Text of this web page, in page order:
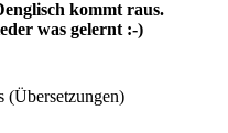
kommt raus.
was gelernt :-)
(Übersetzungen)